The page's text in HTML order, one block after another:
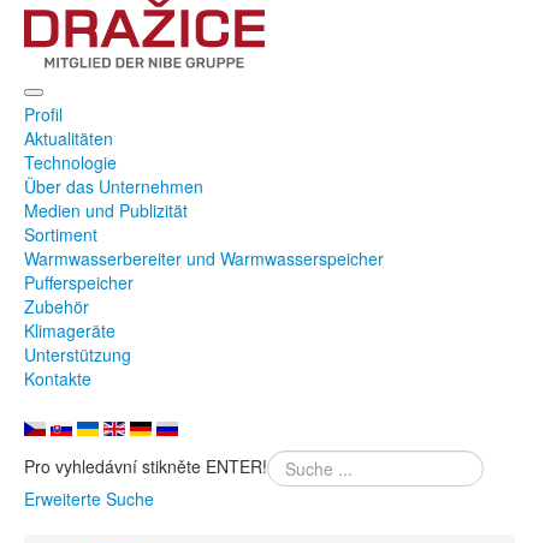
Profil
Aktualitäten
Technologie
Über das Unternehmen
Medien und Publizität
Sortiment
Warmwasserbereiter und Warmwasserspeicher
Pufferspeicher
Zubehör
Klimageräte
Unterstützung
Kontakte
Pro vyhledávní stikněte ENTER!
Erweiterte Suche